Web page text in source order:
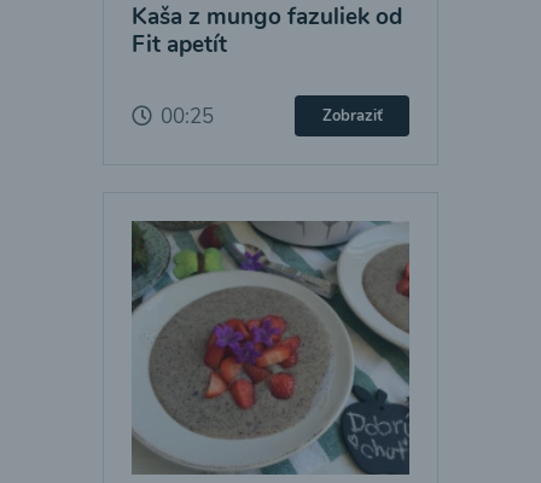
Kaša z mungo fazuliek od
Fit apetít
00:25 Zobraziť